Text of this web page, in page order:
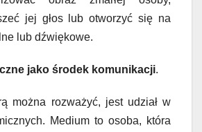
jej głos lub otworzyć się na
lub dźwiękowe.
jako środek komunikacji.
można rozważyć, jest udział w
Medium to osoba, która